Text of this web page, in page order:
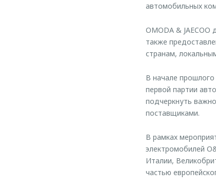
автомобильных
OMODA &
также
странам,
В начале
первой партии
подчеркнуть
поставщиками.
В рамках
электромобилей
Италии,
частью